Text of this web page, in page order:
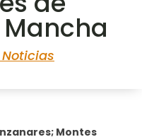
Noticias
Montes